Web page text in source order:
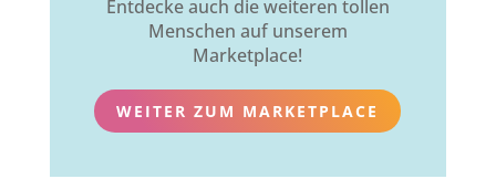
Entdecke auch die weiteren tollen
Menschen auf unserem
Marketplace!
WEITER ZUM MARKETPLACE